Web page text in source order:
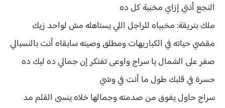
النجع أنتي إزاي مخبية كل ده
ملك بتريقة: مخبياه للراجل اللي يستاهله مش لواحد زيك
مقضي حياته في الكباريهات ومطلق وصيته سابقاه أنت بالنسبالي
صفر على الشمال يا سراج واوعى تفتكر إن جمالي ده ليك ده
حسرة في قلبك طول ما أنت في وشي
سراج حاول يفوق من صدمته وجمالها خلاه ينسى القلم مد